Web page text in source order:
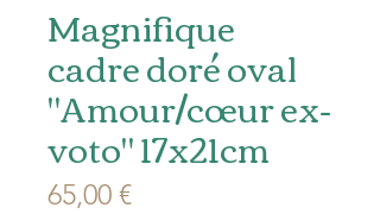
Magnifique
cadre doré oval
"Amour/cœur ex-
voto" 17x21cm
65,00 €Prix